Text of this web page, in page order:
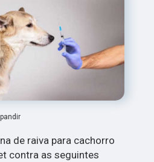
de raiva para cachorro
contra as seguintes